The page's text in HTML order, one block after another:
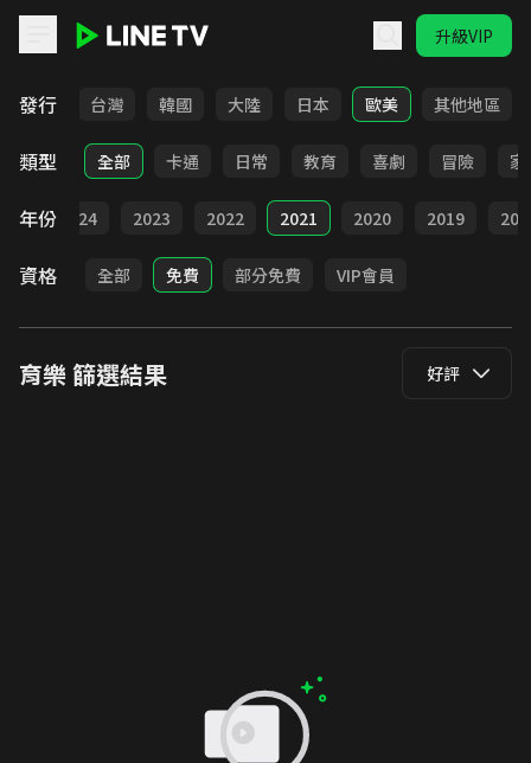
升級VIP
發行
全部 台灣 韓國 大陸 日本 歐美 其他地區
類型 全部 卡通 日常 教育 喜劇 冒險 家
年份 2024 2023 2022 2021 2020 2019
資格 全部 免費 部分免費 VIP會員
育樂篩選結果 好評